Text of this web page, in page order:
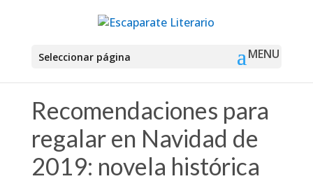
Seleccionar página
Recomendaciones para
regalar en Navidad de
2019: novela histórica